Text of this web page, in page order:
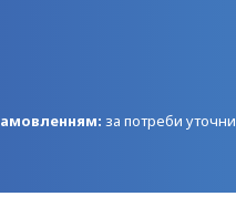
за потреби